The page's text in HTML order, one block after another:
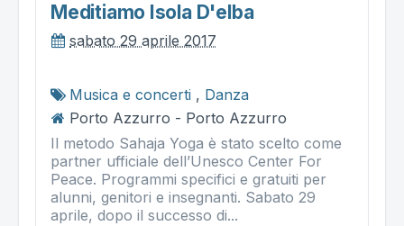
Meditiamo Isola D'elba
sabato 29 aprile 2017
Musica e concerti , Danza
Porto Azzurro - Porto Azzurro
Il metodo Sahaja Yoga è stato scelto come
partner ufficiale dell’Unesco Center For
Peace. Programmi specifici e gratuiti per
alunni, genitori e insegnanti. Sabato 29
aprile, dopo il successo di...